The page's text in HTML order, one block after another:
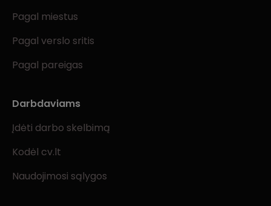
Pagal miestus
Pagal verslo sritis
Pagal pareigas
Darbdaviams
Įdėti darbo skelbimą
Kodėl cv.lt
Naudojimosi sąlygos